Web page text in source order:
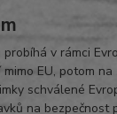
v rámci
EU, potom
schválené
na bezpečnost